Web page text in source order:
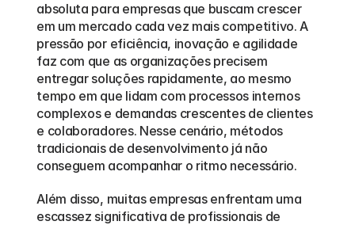
absoluta para empresas que buscam crescer
em um mercado cada vez mais competitivo. A
pressão por eficiência, inovação e agilidade
faz com que as organizações precisem
entregar soluções rapidamente, ao mesmo
tempo em que lidam com processos internos
complexos e demandas crescentes de clientes
e colaboradores. Nesse cenário, métodos
tradicionais de desenvolvimento já não
conseguem acompanhar o ritmo necessário.
Além disso, muitas empresas enfrentam uma
escassez significativa de profissionais de